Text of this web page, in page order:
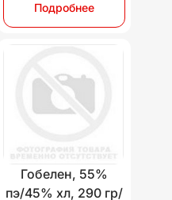
Подробнее
Гобелен, 55%
пэ/45% хл, 290 гр/